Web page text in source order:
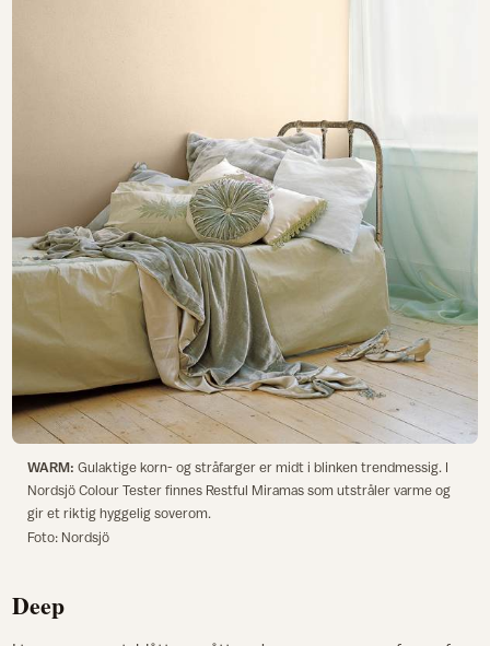
WARM: Gulaktige korn- og stråfarger er midt i blinken trendmessig. I
Nordsjö Colour Tester finnes Restful Miramas som utstråler varme og
gir et riktig hyggelig soverom.
Foto: Nordsjö
Deep